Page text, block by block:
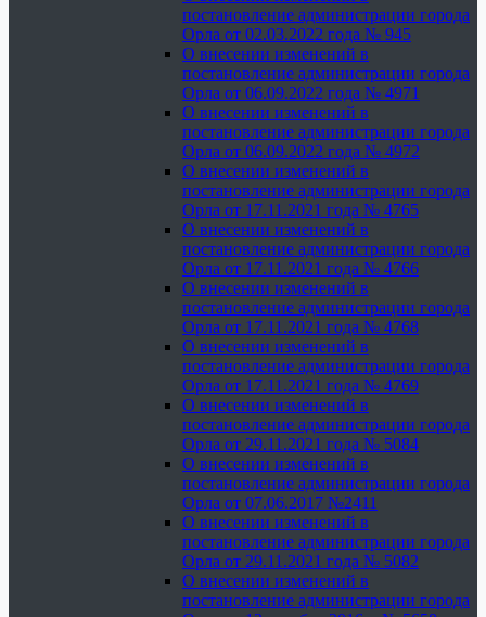
постановление администрации города
Орла от 02.03.2022 года № 945
О внесении изменений в
постановление администрации города
Орла от 06.09.2022 года № 4971
О внесении изменений в
постановление администрации города
Орла от 06.09.2022 года № 4972
О внесении изменений в
постановление администрации города
Орла от 17.11.2021 года № 4765
О внесении изменений в
постановление администрации города
Орла от 17.11.2021 года № 4766
О внесении изменений в
постановление администрации города
Орла от 17.11.2021 года № 4768
О внесении изменений в
постановление администрации города
Орла от 17.11.2021 года № 4769
О внесении изменений в
постановление администрации города
Орла от 29.11.2021 года № 5084
О внесении изменений в
постановление администрации города
Орла от 07.06.2017 №2411
О внесении изменений в
постановление администрации города
Орла от 29.11.2021 года № 5082
О внесении изменений в
постановление администрации города